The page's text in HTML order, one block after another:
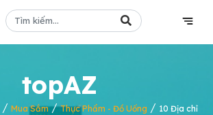
topAZ
/ Mua Sắm/Thực Phẩm - Đồ Uống / 10 Địa chỉ